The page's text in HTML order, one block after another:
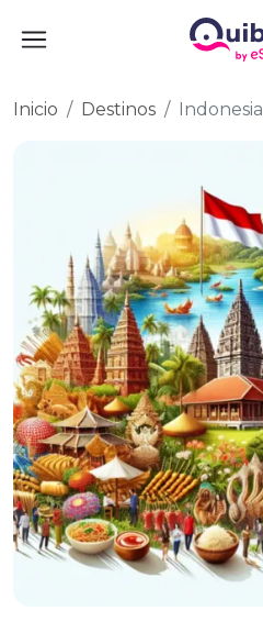
Inicio Destinos Indonesia